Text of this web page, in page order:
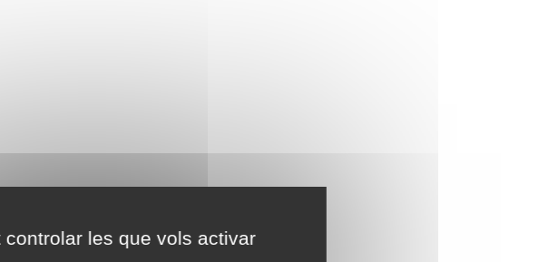
les que vols activar